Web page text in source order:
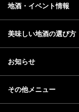
地酒・イベント情報
美味しい地酒の選び方
お知らせ
その他メニュー